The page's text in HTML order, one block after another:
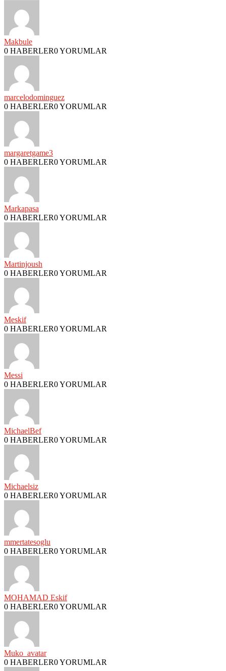
Makbule
0 HABERLER0 YORUMLAR
marcelodominguez
0 HABERLER0 YORUMLAR
margaretgame3
0 HABERLER0 YORUMLAR
Markapasa
0 HABERLER0 YORUMLAR
Martinjoush
0 HABERLER0 YORUMLAR
Meskif
0 HABERLER0 YORUMLAR
Messi
0 HABERLER0 YORUMLAR
MichaelBef
0 HABERLER0 YORUMLAR
Michaelsiz
0 HABERLER0 YORUMLAR
mmertatesoglu
0 HABERLER0 YORUMLAR
MOHAMAD Eskif
0 HABERLER0 YORUMLAR
Muko_avatar
0 HABERLER0 YORUMLAR